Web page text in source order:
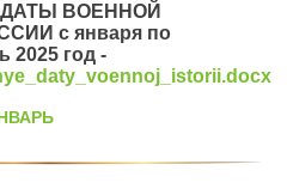
ВОЕННОЙ
с января по
2025 год -